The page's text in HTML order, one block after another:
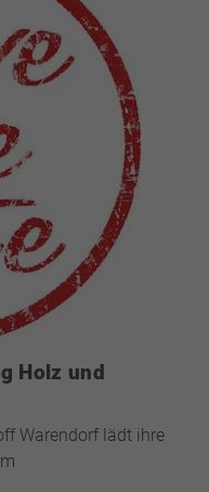
Holz und
Warendorf lädt ihre